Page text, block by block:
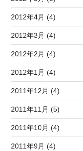
2012年4月 (4)
2012年3月 (4)
2012年2月 (4)
2012年1月 (4)
2011年12月 (4)
2011年11月 (5)
2011年10月 (4)
2011年9月 (4)